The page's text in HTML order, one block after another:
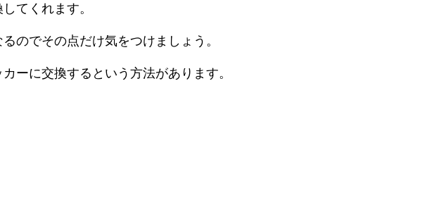
てくれます。
のでその点だけ気をつけましょう。
ーに交換するという方法があります。